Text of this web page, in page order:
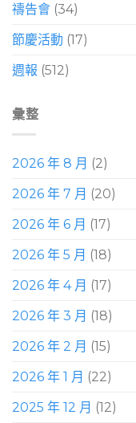
禱告會 (34)
節慶活動 (17)
週報 (512)
彙整
2026 年 8 月 (2)
2026 年 7 月 (20)
2026 年 6 月 (17)
2026 年 5 月 (18)
2026 年 4 月 (17)
2026 年 3 月 (18)
2026 年 2 月 (15)
2026 年 1 月 (22)
2025 年 12 月 (12)